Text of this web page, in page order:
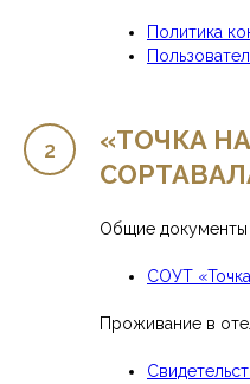
Политика
«ТОЧКА
Общие документы
СОУТ
Проживание в